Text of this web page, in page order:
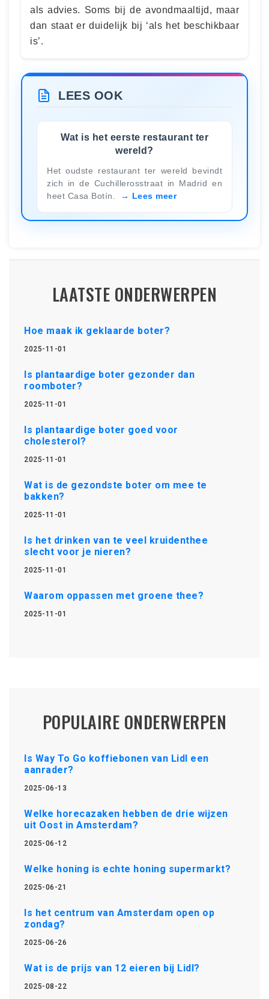
als advies. Soms bij de avondmaaltijd, maar
dan staat er duidelijk bij ‘als het beschikbaar
is’.
LEES OOK
Wat is het eerste restaurant ter
wereld?
Het oudste restaurant ter wereld bevindt
zich in de Cuchillerosstraat in Madrid en
heet Casa Botín.
Lees meer
LAATSTE ONDERWERPEN
Hoe maak ik geklaarde boter?
2025-11-01
Is plantaardige boter gezonder dan
roomboter?
2025-11-01
Is plantaardige boter goed voor
cholesterol?
2025-11-01
Wat is de gezondste boter om mee te
bakken?
2025-11-01
Is het drinken van te veel kruidenthee
slecht voor je nieren?
2025-11-01
Waarom oppassen met groene thee?
2025-11-01
POPULAIRE ONDERWERPEN
Is Way To Go koffiebonen van Lidl een
aanrader?
2025-06-13
Welke horecazaken hebben de drie wijzen
uit Oost in Amsterdam?
2025-06-12
Welke honing is echte honing supermarkt?
2025-06-21
Is het centrum van Amsterdam open op
zondag?
2025-06-26
Wat is de prijs van 12 eieren bij Lidl?
2025-08-22